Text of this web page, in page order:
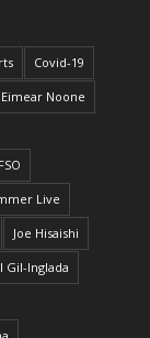
Covid-19
Eimear Noone
FSO
Live
Joe Hisaishi
Gil-Inglada